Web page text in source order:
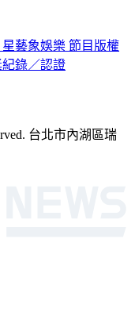
星藝象娛樂 節目版權
錄／認證
台北市內湖區瑞